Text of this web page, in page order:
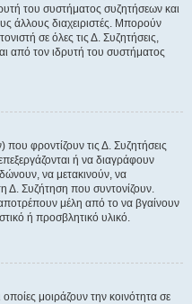
του συστήματος συζητήσεων και
άλλους διαχειριστές. Μπορούν
σε όλες τις Δ. Συζητήσεις,
από τον ιδρυτή του συστήματος
που φροντίζουν τις Δ. Συζητήσεις
ή να διαγράφουν
να μετακινούν, να
Δ. Συζήτηση που συντονίζουν.
μέλη από το να βγαίνουν
ή προσβλητικό υλικό.
μοιράζουν την κοινότητα σε